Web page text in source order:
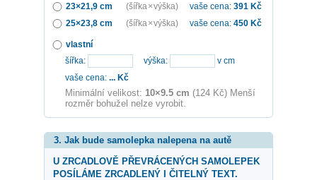
23×21,9 cm
(šířka × výška) vaše cena: 391 Kč
25×23,8 cm
(šířka × výška) vaše cena: 450 Kč
vlastní
šířka:
výška:
v cm
vaše cena: ... Kč
Minimální velikost: 10×9.5 cm (124 Kč) Menší
rozměr bohužel nelze vyrobit.
3. Jak bude samolepka nalepena na autě
U ZRCADLOVĚ PŘEVRÁCENÝCH SAMOLEPEK
POSÍLÁME ZRCADLENÝ I ČITELNÝ TEXT.